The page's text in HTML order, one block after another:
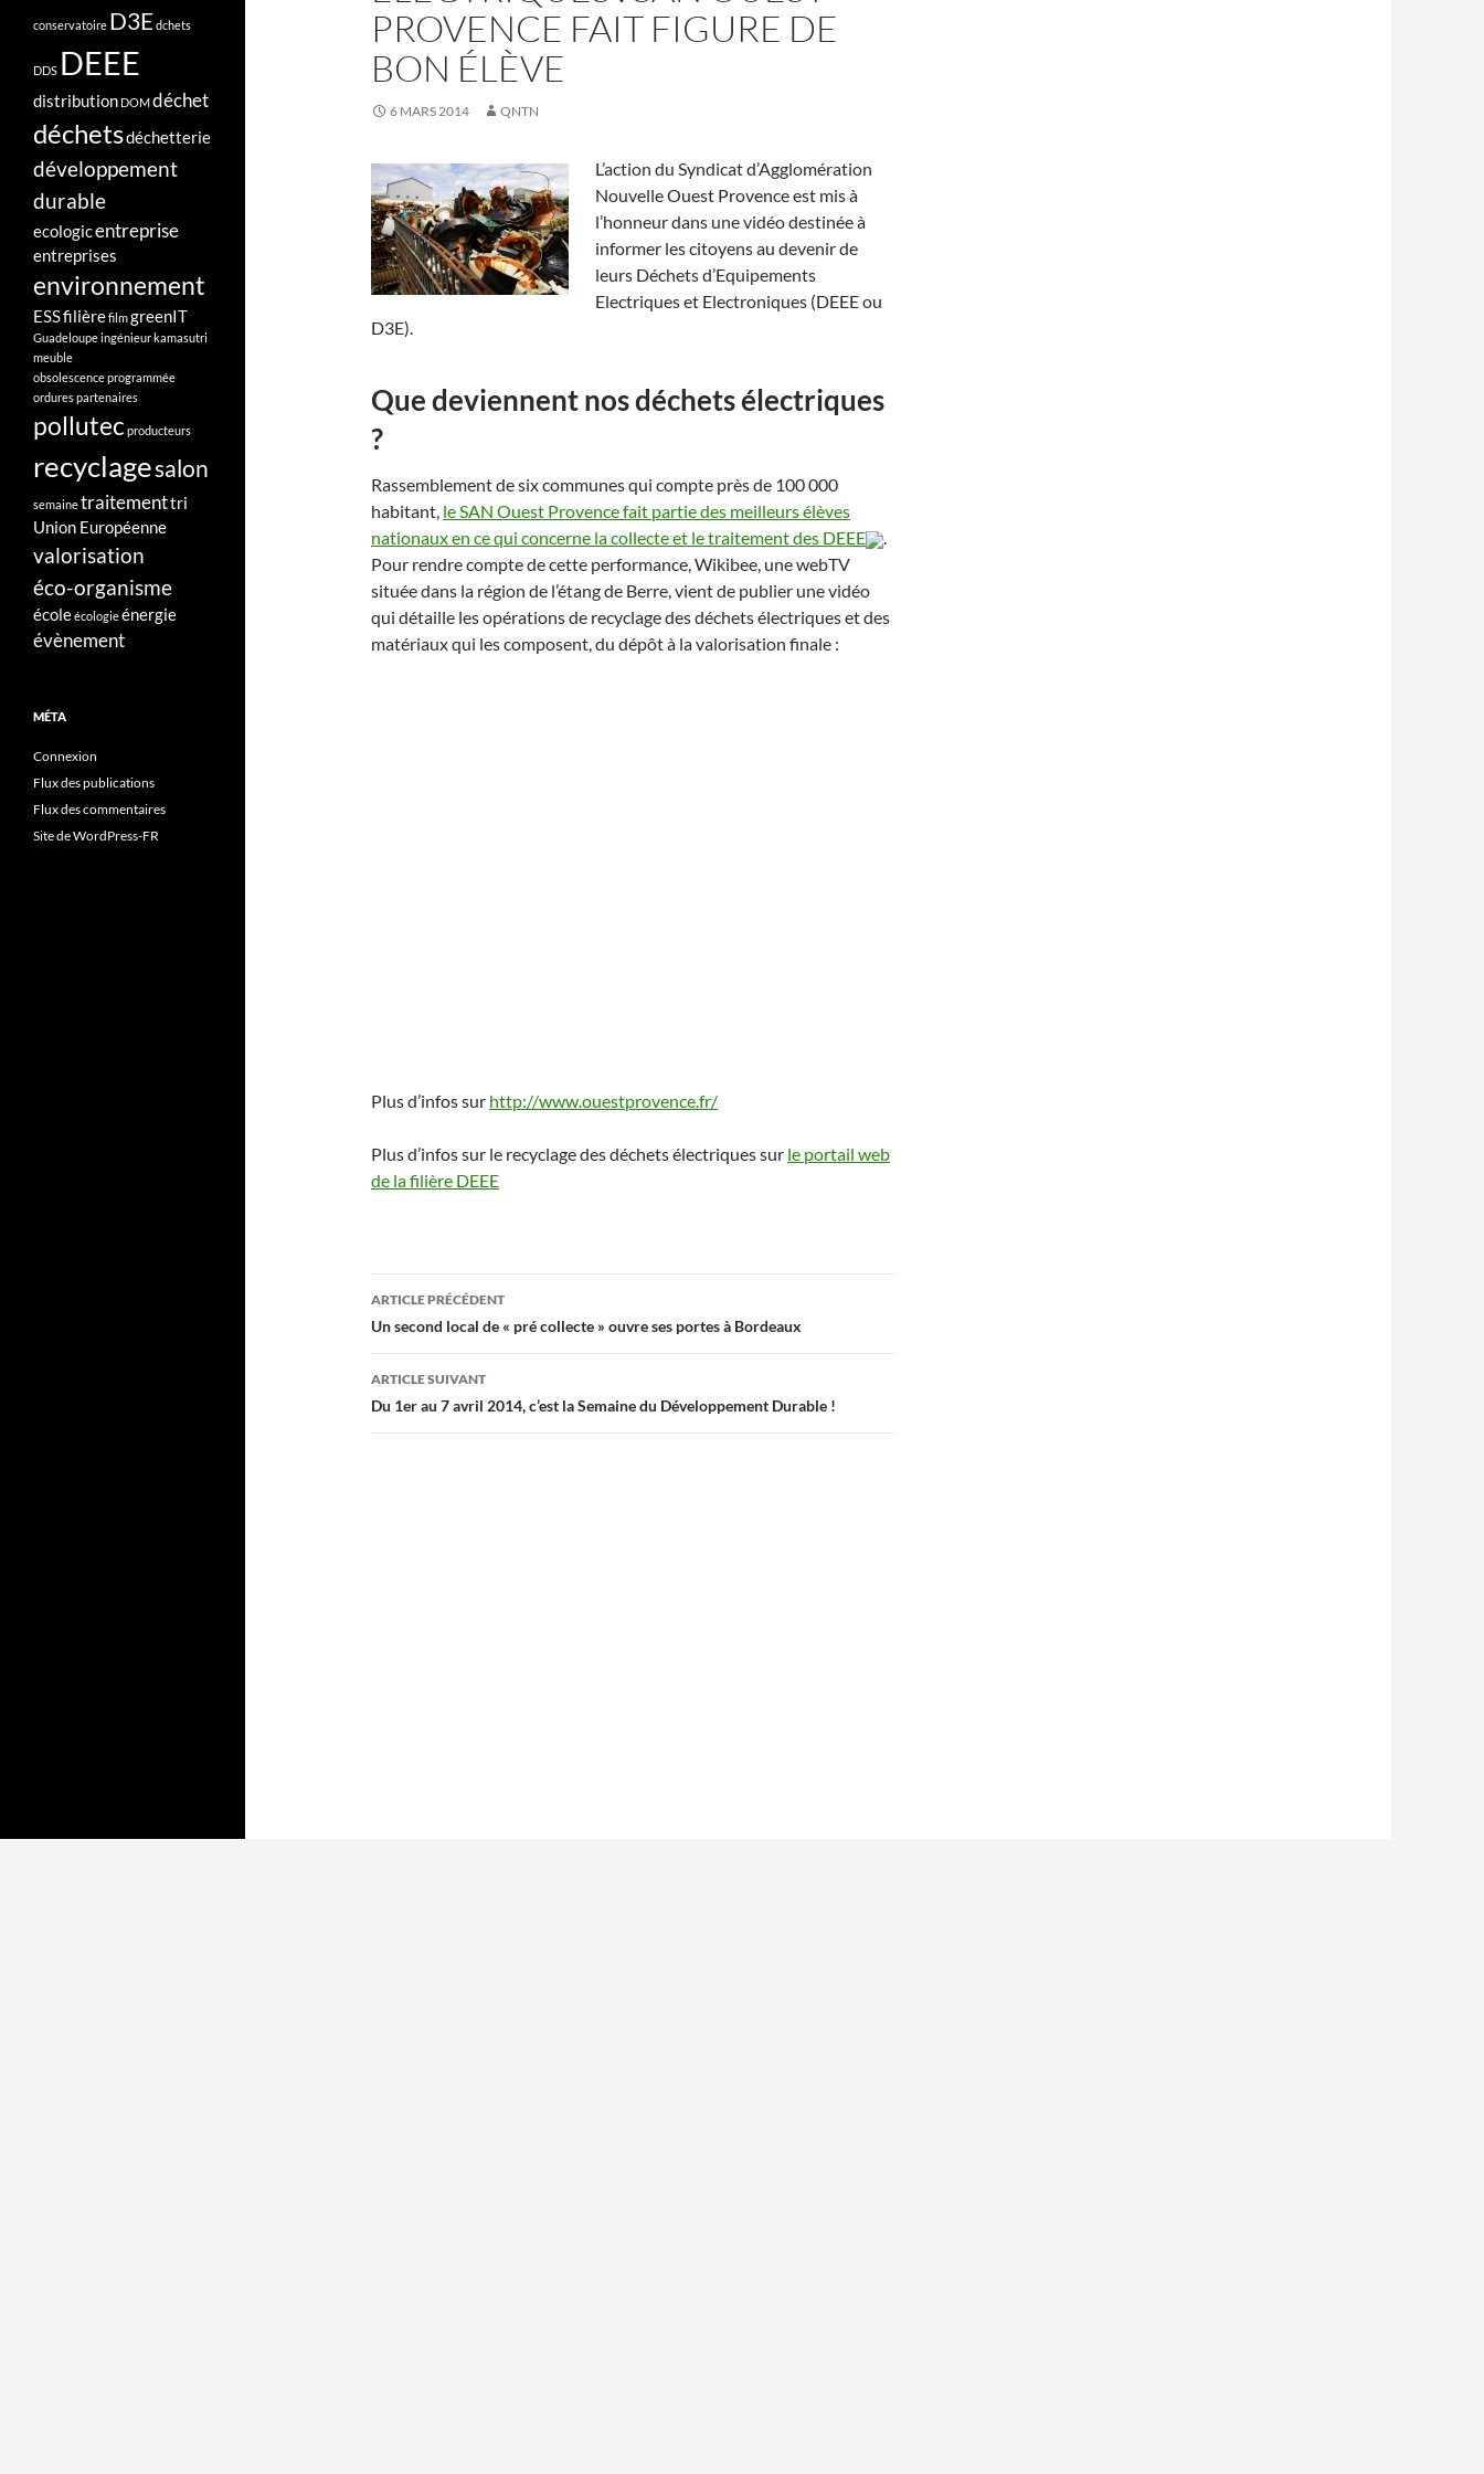
PROVENCE FAIT FIGURE DE
BON ÉLÈVE
6 MARS 2014 QNTN
L’action du Syndicat d’Agglomération
Nouvelle Ouest Provence est mis à
l’honneur dans une vidéo destinée à
informer les citoyens au devenir de
leurs Déchets d’Equipements
Electriques et Electroniques (DEEE ou
D3E).
Que deviennent nos déchets électriques
?
Rassemblement de six communes qui compte près de 100 000
habitant, le SAN Ouest Provence fait partie des meilleurs élèves
nationaux en ce qui concerne la collecte et le traitement des DEEE
.
Pour rendre compte de cette performance, Wikibee, une webTV
située dans la région de l’étang de Berre, vient de publier une vidéo
qui détaille les opérations de recyclage des déchets électriqueset des
matériaux qui les composent, du dépôt à la valorisation finale :
Plus d’infos sur http://www.ouestprovence.fr/
Plus d’infos sur le recyclage des déchets électriques sur le portail web
de la filière DEEE
Navigation
des
articles
ARTICLE PRÉCÉDENT
Un second local de « pré collecte » ouvre ses portes à Bordeaux
ARTICLE SUIVANT
Du 1er au 7 avril 2014, c’est la Semaine du Développement Durable !
conservatoire D3Edchets
DDS DEEE
distribution DOMdéchet
déchetsdéchetterie
développement
durable
ecologicentreprise
entreprises
environnement
ESSfilièrefilmgreenIT
Guadeloupeingénieurkamasutri
meuble
obsolescence programmée
ordurespartenaires
pollutec producteurs
recyclagesalon
semainetraitementtri
Union Européenne
valorisation
éco-organisme
écoleécologieénergie
évènement
MÉTA
Connexion
Flux des publications
Flux des commentaires
Site de WordPress-FR